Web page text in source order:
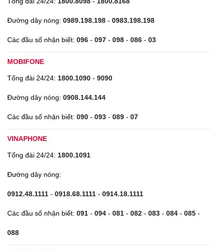
Đường dây nóng: 0989.198.198 - 0983.198.198
Các đầu số nhận biết: 096 - 097 - 098 - 086 - 03
MOBIFONE
Tổng đài 24/24: 1800.1090 - 9090
Đường dây nóng: 0908.144.144
Các đầu số nhận biết: 090 - 093 - 089 - 07
VINAPHONE
Tổng đài 24/24: 1800.1091
Đường dây nóng:
0912.48.1111 - 0918.68.1111 - 0914.18.1111
Các đầu số nhận biết: 091 - 094 - 081 - 082 - 083 - 084 - 085 -
088